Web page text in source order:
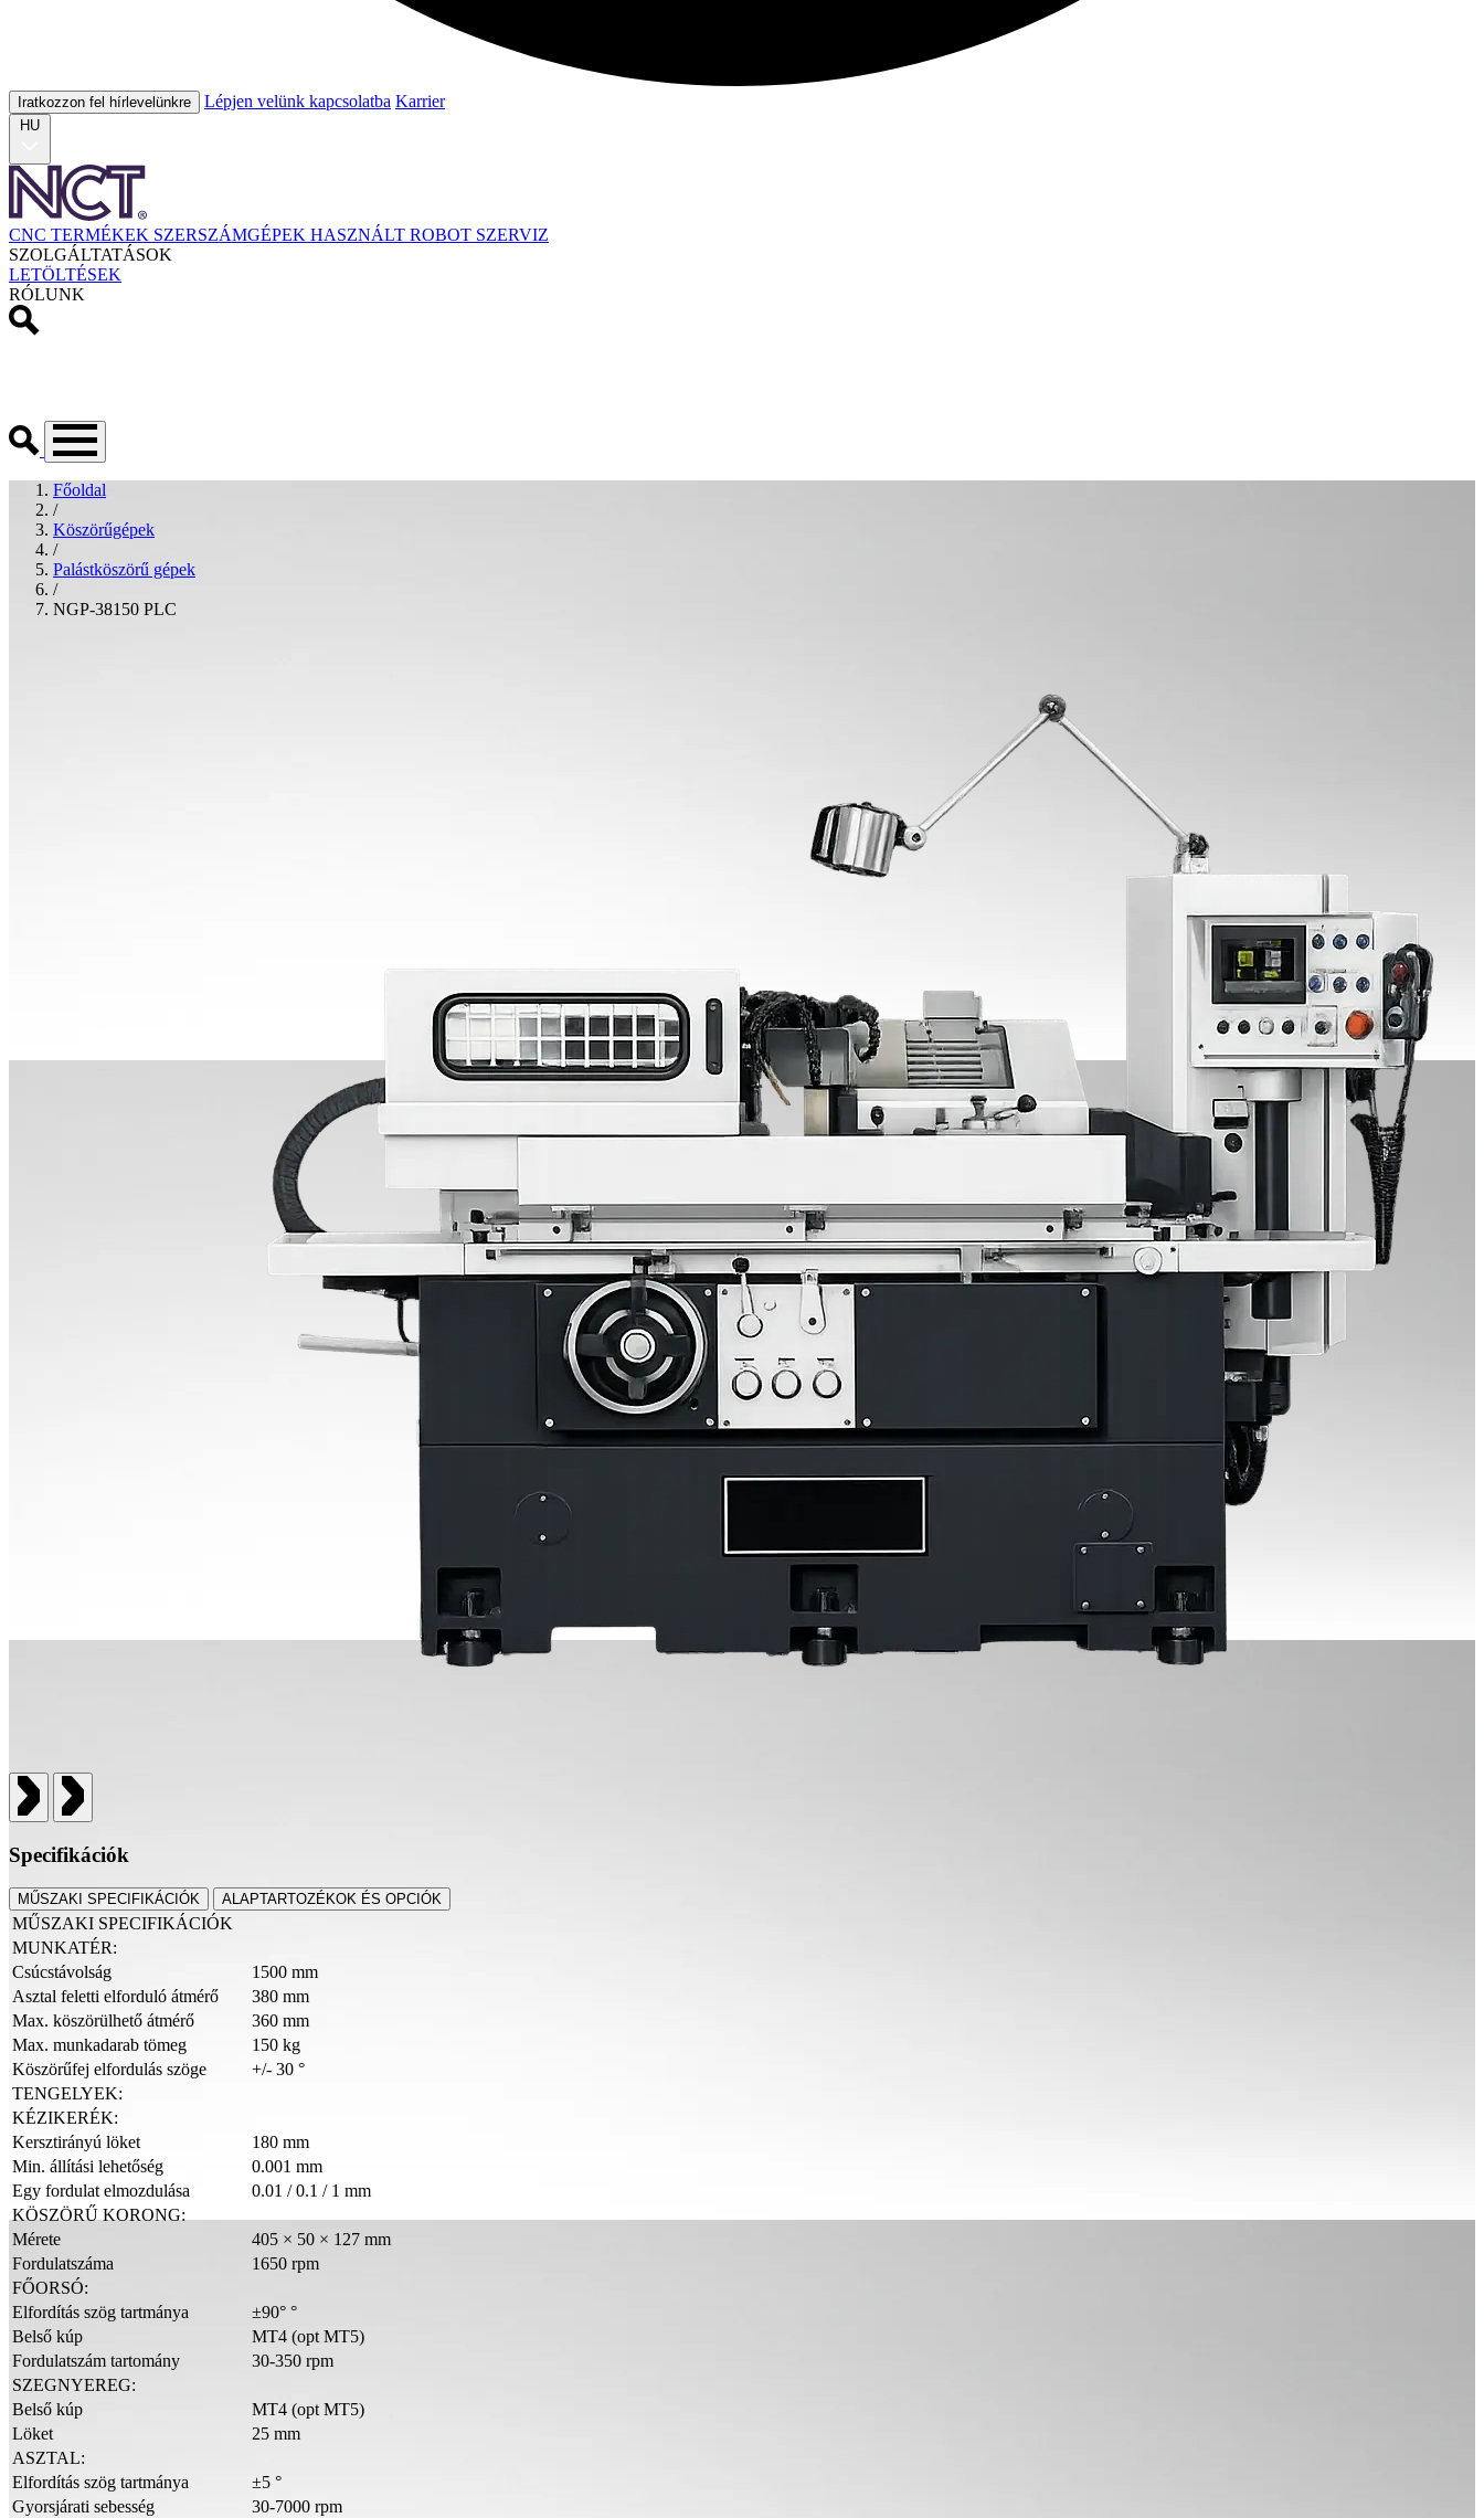
Iratkozzon fel hírlevelünkre Lépjen velünk kapcsolatba Karrier
HU
CNC TERMÉKEK SZERSZÁMGÉPEK HASZNÁLT ROBOT SZERVIZ
SZOLGÁLTATÁSOK
LETÖLTÉSEK
RÓLUNK
Főoldal
/
Köszörűgépek
/
Palástköszörű gépek
/
NGP-38150 PLC
Specifikációk
MŰSZAKI SPECIFIKÁCIÓK ALAPTARTOZÉKOK ÉS OPCIÓK
MŰSZAKI SPECIFIKÁCIÓK
MUNKATÉR:
Csúcstávolság
1500 mm
Asztal feletti elforduló átmérő
380 mm
Max. köszörülhető átmérő
360 mm
Max. munkadarab tömeg
150 kg
Köszörűfej elfordulás szöge
+/- 30 °
TENGELYEK:
KÉZIKERÉK:
Kersztirányú löket
180 mm
Min. állítási lehetőség
0.001 mm
Egy fordulat elmozdulása
0.01 / 0.1 / 1 mm
KÖSZÖRŰ KORONG:
Mérete
405 × 50 × 127 mm
Fordulatszáma
1650 rpm
FŐORSÓ:
Elfordítás szög tartmánya
±90° °
Belső kúp
MT4 (opt MT5)
Fordulatszám tartomány
30-350 rpm
SZEGNYEREG:
Belső kúp
MT4 (opt MT5)
Löket
25 mm
ASZTAL:
Elfordítás szög tartmánya
±5 °
Gyorsjárati sebesség
30-7000 rpm